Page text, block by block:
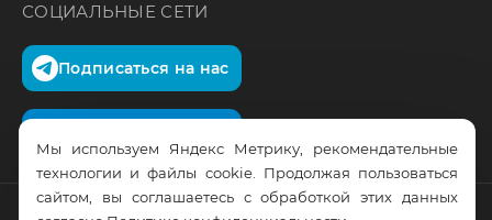
СОЦИАЛЬНЫЕ СЕТИ
Подписаться на нас
Мы используем Яндекс Метрику, рекомендательные
технологии и файлы cookie. Продолжая пользоваться
сайтом, вы соглашаетесь с обработкой этих данных